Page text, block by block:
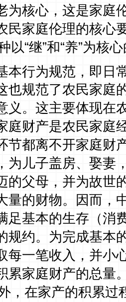
为核心，这是家庭
民家庭伦理的核心
以“继”和“养”为核
本行为规范，即日
也规范了农民家庭
义。这主要体现在
庭财产是农民家庭
节都离不开家庭财
为儿子盖房、娶妻
的父母，并为故世
量的财物。因而，
足基本的生存（消
规约。为完成基本
每一笔收入，并小
累家庭财产的总量
，在家产的积累过